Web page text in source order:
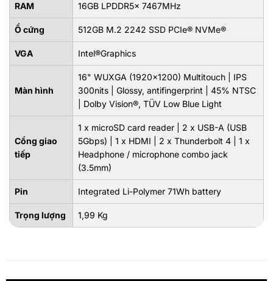
RAM 16GB LPDDR5x 7467MHz
Ổ cứng 512GB M.2 2242 SSD PCIe® NVMe®
VGA Intel®Graphics
Màn hình
16" WUXGA (1920x1200) Multitouch | IPS
300nits | Glossy, antifingerprint | 45% NTSC
| Dolby Vision®, TÜV Low Blue Light
Cổng giao
tiếp
1 x microSD card reader | 2 x USB-A (USB
5Gbps) | 1 x HDMI | 2 x Thunderbolt 4 | 1 x
Headphone / microphone combo jack
(3.5mm)
Pin Integrated Li-Polymer 71Wh battery
Trọng lượng 1,99 Kg